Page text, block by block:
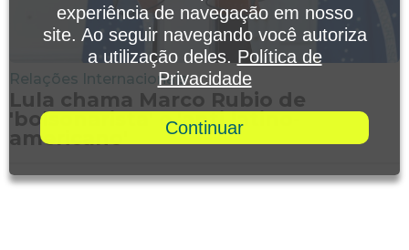
Relações Internacionais
Lula chama Marco Rubio de
'bolsonarista' e 'anti latino-
americano'
experiência de navegação em nosso
site. Ao seguir navegando você autoriza
a utilização deles. Política de
Privacidade
Continuar